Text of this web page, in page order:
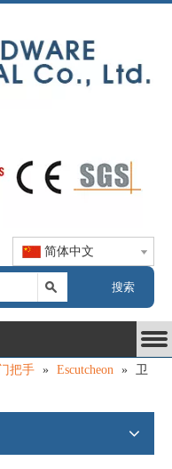
简体中文
搜索
把手 » Escutcheon » 卫